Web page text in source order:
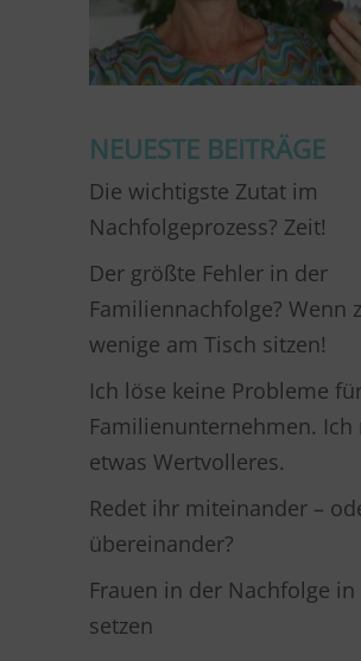
NEUESTE BEITRÄGE
Die wichtigste Zutat im
Nachfolgeprozess? Zeit!
Der größte Fehler in der
Familiennachfolge? Wenn
wenige am Tisch sitzen!
Ich löse keine Probleme
Familienunternehmen. Ich
etwas Wertvolleres.
Redet ihr miteinander –
übereinander?
Frauen in der Nachfolge in
setzen